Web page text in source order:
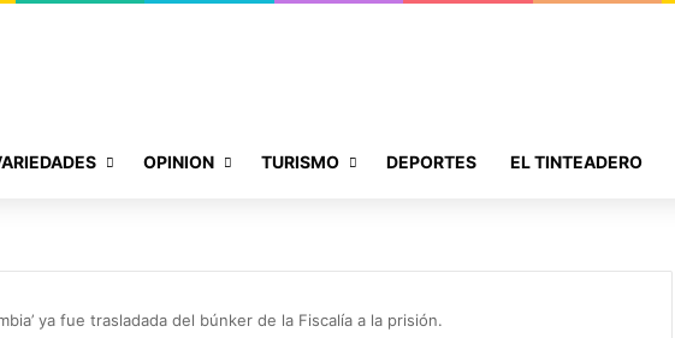
OPINION TURISMO DEPORTES EL TINTEADERO
ya fue trasladada del búnker de la Fiscalía a la prisión.